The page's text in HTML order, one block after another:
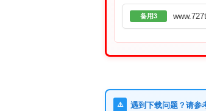
备用3
⚠️ 遇到下载问题？请参